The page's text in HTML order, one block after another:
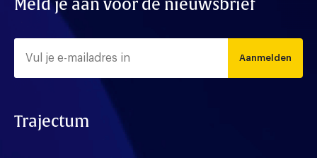
Meld je aan voor de nieuwsbrief
Aanmelden
Trajectum